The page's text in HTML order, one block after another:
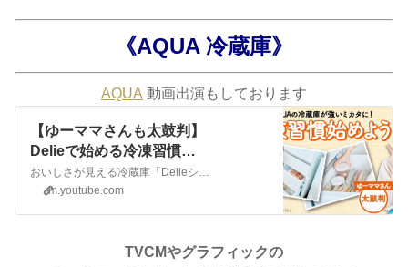
《AQUA 冷蔵庫》
AQUA 動画出演もしております
【ゆーママさんも太鼓判】
Delieで始める冷凍習慣
(long Ver)【冷蔵庫】
おいしさが見える冷蔵庫「Delieシリーズ」。実際に使用していただいている松本有美(ゆーママさん)にDelieの魅力を教えていただきました。おいしいものをおいしいままに。冷蔵庫の中にいつでもおいしいものがあれば、料理もきっと楽しくなるはず。おいしさが見える冷蔵庫Delieシリーズがあれば、おいしい生活が “ 見え...
m.youtube.com
TVCMやグラフィックの